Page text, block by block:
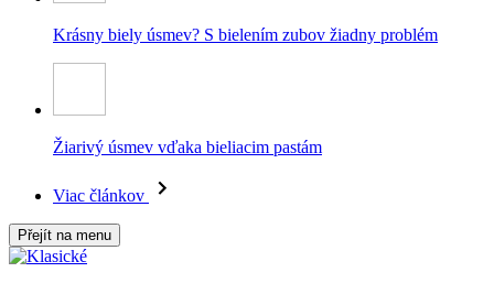
Krásny biely úsmev? S bielením zubov žiadny problém
Žiarivý úsmev vďaka bieliacim pastám
Viac článkov
Přejít na menu